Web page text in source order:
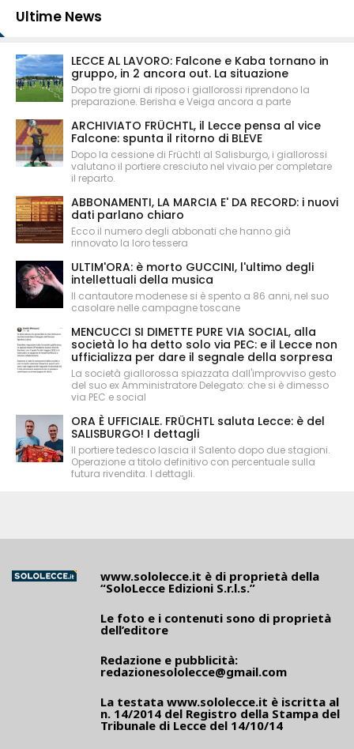
Ultime News
LECCE AL LAVORO: Falcone e Kaba tornano in
gruppo, in 2 ancora out. La situazione
Dopo tre giorni di riposo i giallorossi riprendono la
preparazione. Berisha e Veiga ancora a parte
ARCHIVIATO FRÜCHTL, il Lecce pensa al vice
Falcone: spunta il ritorno di BLEVE
Dopo la cessione di Früchtl al Salisburgo, i giallorossi
valutano il portiere cresciuto nel vivaio per completare
il reparto.
ABBONAMENTI, LA MARCIA E' DA RECORD: i nuovi
dati parlano chiaro
Ecco il numero degli abbonati che hanno già
rinnovato la loro tessera
ULTIM'ORA: è morto GUCCINI, l'ultimo degli
intellettuali della musica
Il cantautore modenese si è spento a 86 anni, nel suo
casolare nelle campagne toscane
MENCUCCI SI DIMETTE PURE VIA SOCIAL, alla
società lo ha detto solo via PEC: e il Lecce non
ufficializza per dare il segnale della sorpresa
La società giallorossa spiazzata dall'improvviso gesto
del suo ex Amministratore Delegato: che si è dimesso
via PEC e social
ORA È UFFICIALE. FRÜCHTL saluta Lecce: è del
SALISBURGO! I dettagli
Il portiere tedesco lascia il Salento dopo due stagioni.
Operazione a titolo definitivo con percentuale sulla
futura rivendita. I dettagli.
www.sololecce.it è di proprietà della
“SoloLecce Edizioni S.r.l.s.”
Le foto e i contenuti sono di proprietà
dell’editore
Redazione e pubblicità:
redazionesololecce@gmail.com
La testata www.sololecce.it è iscritta al
n. 14/2014 del Registro della Stampa del
Tribunale di Lecce del 14/10/14